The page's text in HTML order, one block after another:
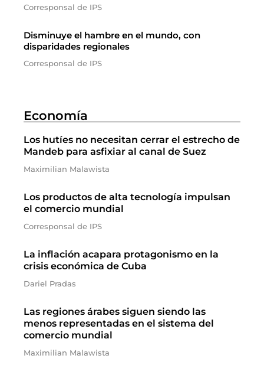
Corresponsal de IPS
Disminuye el hambre en el mundo, con
disparidades regionales
Corresponsal de IPS
Economía
Los hutíes no necesitan cerrar el estrecho de
Mandeb para asfixiar al canal de Suez
Maximilian Malawista
Los productos de alta tecnología impulsan
el comercio mundial
Corresponsal de IPS
La inflación acapara protagonismo en la
crisis económica de Cuba
Dariel Pradas
Las regiones árabes siguen siendo las
menos representadas en el sistema del
comercio mundial
Maximilian Malawista